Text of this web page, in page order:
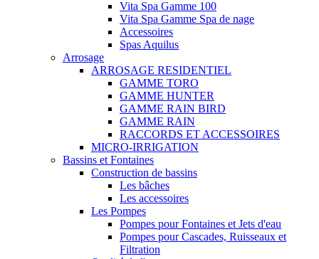
Vita Spa Gamme 100
Vita Spa Gamme Spa de nage
Accessoires
Spas Aquilus
Arrosage
ARROSAGE RESIDENTIEL
GAMME TORO
GAMME HUNTER
GAMME RAIN BIRD
GAMME RAIN
RACCORDS ET ACCESSOIRES
MICRO-IRRIGATION
Bassins et Fontaines
Construction de bassins
Les bâches
Les accessoires
Les Pompes
Pompes pour Fontaines et Jets d'eau
Pompes pour Cascades, Ruisseaux et
Filtration